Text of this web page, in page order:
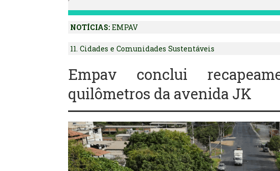
NOTÍCIAS: EMPAV
11. Cidades e Comunidades Sustentáveis
Empav conclui
quilômetros da avenida JK